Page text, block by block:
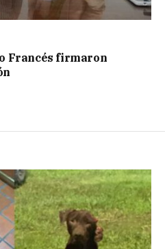
Francés firmaron